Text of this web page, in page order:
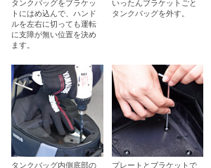
タンクバッグをブラケッ
トにはめ込んで、ハンド
ルを左右に切っても運転
に支障が無い位置を決め
ます。
いったんブラケットごと
タンクバッグを外す。
タンクバッグ内側底部の
プレートとブラケットで